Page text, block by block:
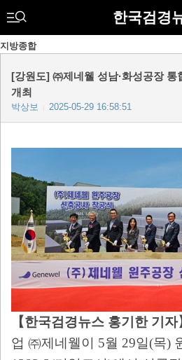
한국검경
지방종합
[강원도] ㈜제네웰 성남·화성공장 통
개최
박상보 2025-05-29 16:58:51
【한국검경뉴스 홍기한 기자
업 ㈜제네웰이 5월 29일(목)